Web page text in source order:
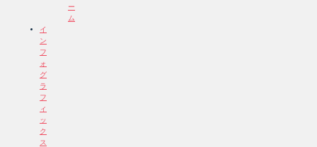
ー
ム
イ
ン
フ
ォ
グ
ラ
フ
ィ
ッ
ク
ス